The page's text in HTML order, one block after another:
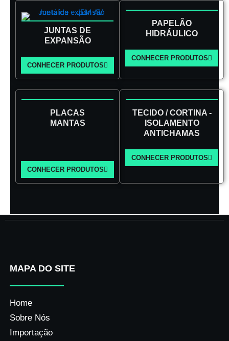
JUNTAS DE
EXPANSÃO
CONHECER PRODUTOS
PAPELÃO
HIDRÁULICO
CONHECER PRODUTOS
PLACAS
MANTAS
CONHECER PRODUTOS
TECIDO / CORTINA -
ISOLAMENTO
ANTICHAMAS
CONHECER PRODUTOS
MAPA DO SITE
Home
Sobre Nós
Importação